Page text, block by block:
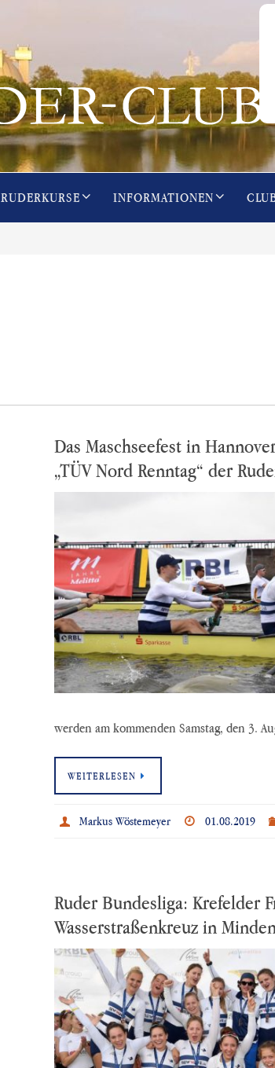
RUDERKURSE INFORMATIONEN
10.-
Das Maschseefest in
„TÜV Nord Renntag“ der
werden am kommenden Samstag, den 3.
WEITERLESEN
Markus Wöstemeyer 01.08.2019
Ruder Bundesliga: Krefelder
Wasserstraßenkreuz in